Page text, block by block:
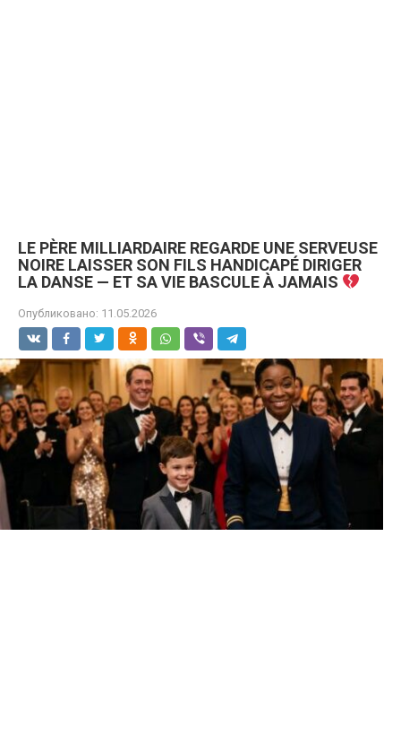
LE PÈRE MILLIARDAIRE REGARDE UNE SERVEUSE
NOIRE LAISSER SON FILS HANDICAPÉ DIRIGER
LA DANSE — ET SA VIE BASCULE À JAMAIS
Опубликовано: 11.05.2026